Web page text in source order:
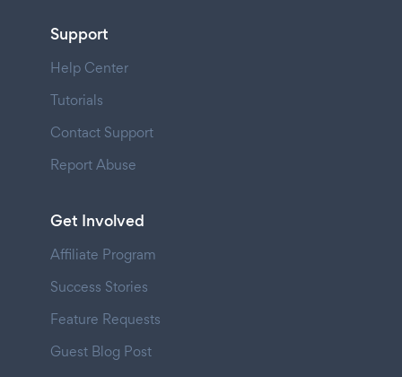
Support
Help Center
Tutorials
Contact Support
Report Abuse
Get Involved
Affiliate Program
Success Stories
Feature Requests
Guest Blog Post